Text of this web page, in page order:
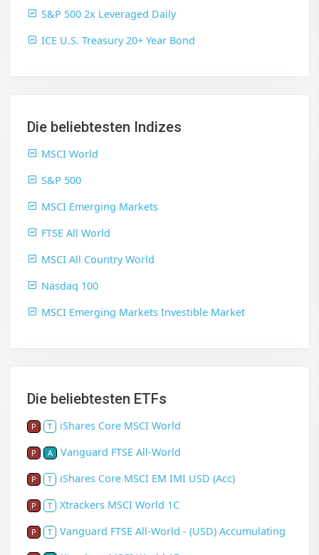
S&P 500 2x Leveraged Daily
ICE U.S. Treasury 20+ Year Bond
Die beliebtesten Indizes
MSCI World
S&P 500
MSCI Emerging Markets
FTSE All World
MSCI All Country World
Nasdaq 100
MSCI Emerging Markets Investible Market
Die beliebtesten ETFs
P T iShares Core MSCI World
P A Vanguard FTSE All-World
P T iShares Core MSCI EM IMI USD (Acc)
P T Xtrackers MSCI World 1C
P T Vanguard FTSE All-World - (USD) Accumulating